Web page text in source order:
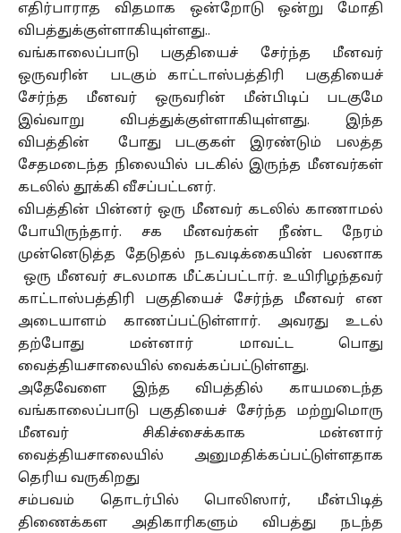
எதிர்பாராத விதமாக ஒன்றோடு ஒன்று மோதி
விபத்துக்குள்ளாகியுள்ளது..
வங்காலைப்பாடு பகுதியைச் சேர்ந்த மீனவர்
ஒருவரின் படகும் காட்டாஸ்பத்திரி பகுதியைச்
சேர்ந்த மீனவர் ஒருவரின் மீன்பிடிப் படகுமே
இவ்வாறு விபத்துக்குள்ளாகியுள்ளது. இந்த
விபத்தின் போது படகுகள் இரண்டும் பலத்த
சேதமடைந்த நிலையில் படகில் இருந்த மீனவர்கள்
கடலில் தூக்கி வீசப்பட்டனர்.
விபத்தின் பின்னர் ஒரு மீனவர் கடலில் காணாமல்
போயிருந்தார். சக மீனவர்கள் நீண்ட நேரம்
முன்னெடுத்த தேடுதல் நடவடிக்கையின் பலனாக
ஒரு மீனவர் சடலமாக மீட்கப்பட்டார். உயிரிழந்தவர்
காட்டாஸ்பத்திரி பகுதியைச் சேர்ந்த மீனவர் என
அடையாளம் காணப்பட்டுள்ளார். அவரது உடல்
தற்போது மன்னார் மாவட்ட பொது
வைத்தியசாலையில் வைக்கப்பட்டுள்ளது.
அதேவேளை இந்த விபத்தில் காயமடைந்த
வங்காலைப்பாடு பகுதியைச் சேர்ந்த மற்றுமொரு
மீனவர் சிகிச்சைக்காக மன்னார்
வைத்தியசாலையில் அனுமதிக்கப்பட்டுள்ளதாக
தெரிய வருகிறது
சம்பவம் தொடர்பில் பொலிஸார், மீன்பிடித்
திணைக்கள அதிகாரிகளும் விபத்து நடந்த